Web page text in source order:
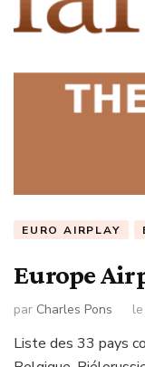
EURO AIRPLAY
Europe
par Charles Pons le
Liste des 33 pays